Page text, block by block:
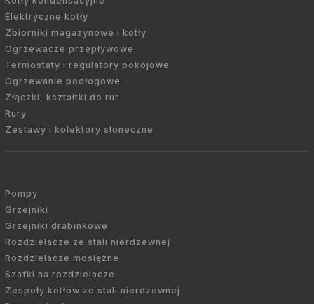
Elektryczne kotły
Zbiorniki magazynowe i kotły
Ogrzewacze przepływowe
Termostaty i regulatory pokojowe
Ogrzewanie podłogowe
Złączki, kształtki do rur
Rury
Zestawy i kolektory słoneczne
Pompy
Grzejniki
Grzejniki drabinkowe
Rozdzielacze ze stali nierdzewnej
Rozdzielacze mosiężne
Szafki na rozdzielacze
Zespoły kotłów ze stali nierdzewnej